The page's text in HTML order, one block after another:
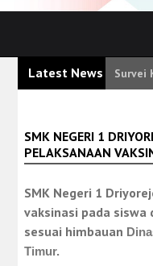
Latest News Survei
SMK NEGERI 1
PELAKSANAAN
SMK Negeri 1
vaksinasi pada siswa
sesuai himbauan
Timur.